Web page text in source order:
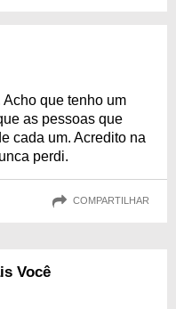
que tenho um
as pessoas que
cada um. Acredito na
perdi.
COMPARTILHAR
Você